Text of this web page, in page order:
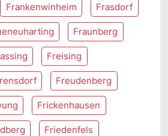
Frankenwinheim Frasdorf
Fraunberg
Freising
Freudenberg
Frickenhausen
Friedenfels